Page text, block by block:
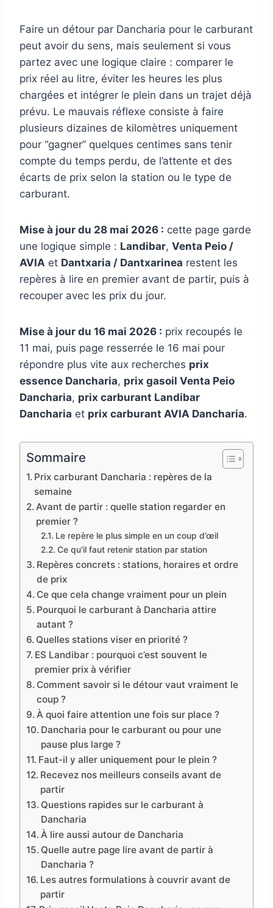
Faire un détour par Dancharia pour le carburant
peut avoir du sens, mais seulement si vous
partez avec une logique claire : comparer le
prix réel au litre, éviter les heures les plus
chargées et intégrer le plein dans un trajet déjà
prévu. Le mauvais réflexe consiste à faire
plusieurs dizaines de kilomètres uniquement
pour “gagner” quelques centimes sans tenir
compte du temps perdu, de l’attente et des
écarts de prix selon la station ou le type de
carburant.
Mise à jour du 28 mai 2026 : cette page garde
une logique simple : Landibar, Venta Peio /
AVIA et Dantxaria / Dantxarinea restent les
repères à lire en premier avant de partir, puis à
recouper avec les prix du jour.
Mise à jour du 16 mai 2026 : prix recoupés le
11 mai, puis page resserrée le 16 mai pour
répondre plus vite aux recherches prix
essence Dancharia, prix gasoil Venta Peio
Dancharia, prix carburant Landibar
Dancharia et prix carburant AVIA Dancharia.
Sommaire
Prix carburant Dancharia : repères de la
semaine
Avant de partir : quelle station regarder en
premier ?
Le repère le plus simple en un coup d’œil
Ce qu’il faut retenir station par station
Repères concrets : stations, horaires et ordre
de prix
Ce que cela change vraiment pour un plein
Pourquoi le carburant à Dancharia attire
autant ?
Quelles stations viser en priorité ?
ES Landibar : pourquoi c’est souvent le
premier prix à vérifier
Comment savoir si le détour vaut vraiment le
coup ?
À quoi faire attention une fois sur place ?
Dancharia pour le carburant ou pour une
pause plus large ?
Faut-il y aller uniquement pour le plein ?
Recevez nos meilleurs conseils avant de
partir
Questions rapides sur le carburant à
Dancharia
À lire aussi autour de Dancharia
Quelle autre page lire avant de partir à
Dancharia ?
Les autres formulations à couvrir avant de
partir